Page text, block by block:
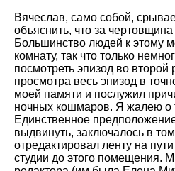
Вячеслав, само собой,
объяснить, что за чертовщина
Большинство людей к этому
комнату, так что только
посмотреть эпизод во второй
просмотра весь эпизод в
моей памяти и послужил
ночных кошмаров. Я жалею о
Единственное
выдвинуть, заключалось в
отредактировал ленту на
студии до этого помещения.